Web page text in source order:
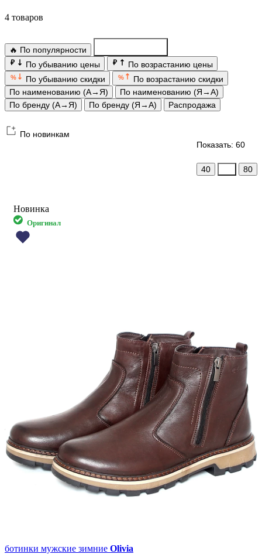
4 товаров
🔥 По популярности
₽ По убыванию цены ₽ По возрастанию цены
% По убыванию скидки %
По возрастанию скидки
По наименованию (А→Я)
По наименованию (Я→А)
По бренду (А→Я)
По бренду (Я→А) Распродажа
По новинкам
Показать: 60
40 80
Новинка
Оригинал
ботинки мужские зимние Olivia